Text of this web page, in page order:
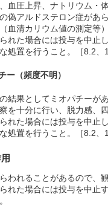
血圧上昇、ナトリウム・
偽アルドステロン症があ
血清カリウム値の測定等
れた場合には投与を中止
処置を行うこと。［8.2、
ー （頻度不明）
結果としてミオパチーが
を十分に行い、脱力感、
れた場合には投与を中止
処置を行うこと。［8.2、
われることがあるので、
れた場合には投与を中止